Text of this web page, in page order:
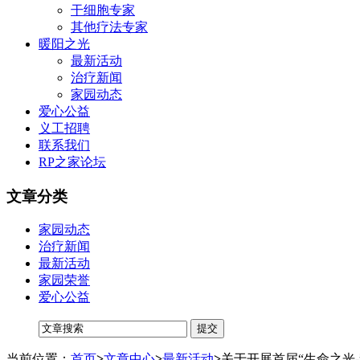
干细胞专家
其他疗法专家
暖阳之光
最新活动
治疗新闻
家园动态
爱心公益
义工招聘
联系我们
RP之家论坛
文章分类
家园动态
治疗新闻
最新活动
家园荣誉
爱心公益